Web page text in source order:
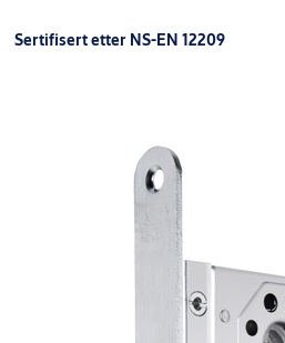
Sertifisert etter NS-EN 12209